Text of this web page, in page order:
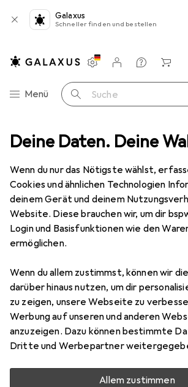
Deine Daten. Deine
Wenn du nur das Nötigste wählst,
Cookies und ähnlichen Technologien
deinem Gerät und deinem
Website. Diese brauchen wir, um dir
Login und Basisfunktionen wie den
ermöglichen.
Wenn du allem zustimmst, können wir
darüber hinaus nutzen, um dir
zu zeigen, unsere Webseite zu
Werbung auf unseren und anderen
anzuzeigen. Dazu können bestimmte
Dritte und Werbepartner
Allem zustimmen
Galaxus
Schneller finden und bestellen
Navigation nach Kategorien
Menü Suche
Einstellungen
Kundenkonto
Vergleichslisten
Merklisten
Warenkorb
LevelOne
Kategorien anzeigen
Diese Marke gefällt